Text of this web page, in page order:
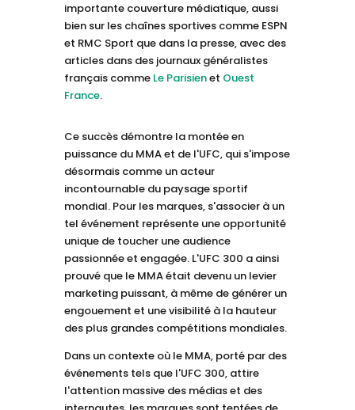
importante couverture médiatique, aussi
bien sur les chaînes sportives comme ESPN
et RMC Sport que dans la presse, avec des
articles dans des journaux généralistes
français comme Le Parisienet Ouest
France.
Ce succès démontre la montée en
puissance du MMA et de l'UFC, qui s'impose
désormais comme un acteur
incontournable du paysage sportif
mondial. Pour les marques, s'associer à un
tel événement représente une opportunité
unique de toucher une audience
passionnée et engagée. L'UFC 300 a ainsi
prouvé que le MMA était devenu un levier
marketing puissant, à même de générer un
engouement et une visibilité à la hauteur
des plus grandes compétitions mondiales.
Dans un contexte où le MMA, porté par des
événements tels que l'UFC 300, attire
l'attention massive des médias et des